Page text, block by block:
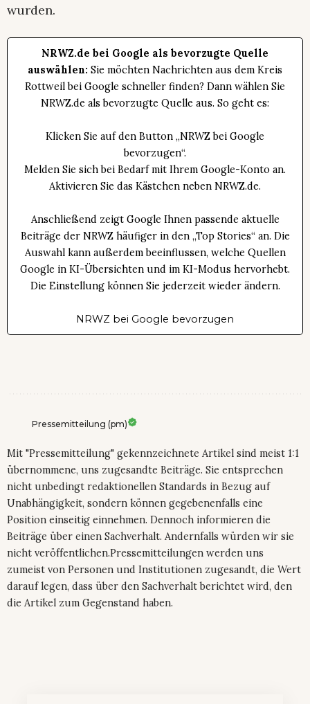
wurden.
NRWZ.de bei Google als bevorzugte Quelle
auswählen: Sie möchten Nachrichten aus dem Kreis
Rottweil bei Google schneller finden? Dann wählen Sie
NRWZ.de als bevorzugte Quelle aus. So geht es:
Klicken Sie auf den Button „NRWZ bei Google
bevorzugen“.
Melden Sie sich bei Bedarf mit Ihrem Google-Konto an.
Aktivieren Sie das Kästchen neben NRWZ.de.
Anschließend zeigt Google Ihnen passende aktuelle
Beiträge der NRWZ häufiger in den „Top Stories“ an. Die
Auswahl kann außerdem beeinflussen, welche Quellen
Google in KI-Übersichten und im KI-Modus hervorhebt.
Die Einstellung können Sie jederzeit wieder ändern.
NRWZ bei Google bevorzugen
Pressemitteilung (pm)
Mit "Pressemitteilung" gekennzeichnete Artikel sind meist 1:1
übernommene, uns zugesandte Beiträge. Sie entsprechen
nicht unbedingt redaktionellen Standards in Bezug auf
Unabhängigkeit, sondern können gegebenenfalls eine
Position einseitig einnehmen. Dennoch informieren die
Beiträge über einen Sachverhalt. Andernfalls würden wir sie
nicht veröffentlichen.Pressemitteilungen werden uns
zumeist von Personen und Institutionen zugesandt, die Wert
darauf legen, dass über den Sachverhalt berichtet wird, den
die Artikel zum Gegenstand haben.